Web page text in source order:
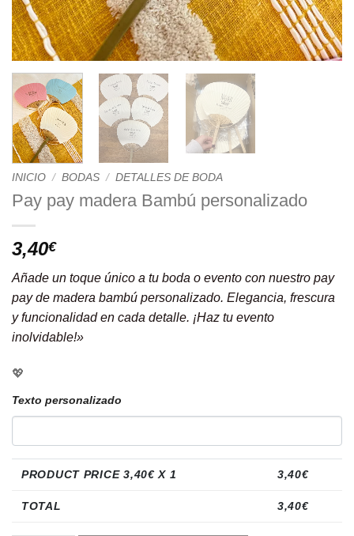
INICIO / BODAS / DETALLES DE BODA
Pay pay madera Bambú personalizado
3,40€
Añade un toque único a tu boda o evento con nuestro pay
pay de madera bambú personalizado. Elegancia, frescura
y funcionalidad en cada detalle. ¡Haz tu evento
inolvidable!»
💖
Texto personalizado
PRODUCT PRICE3,40€ X 1 3,40€
TOTAL 3,40€